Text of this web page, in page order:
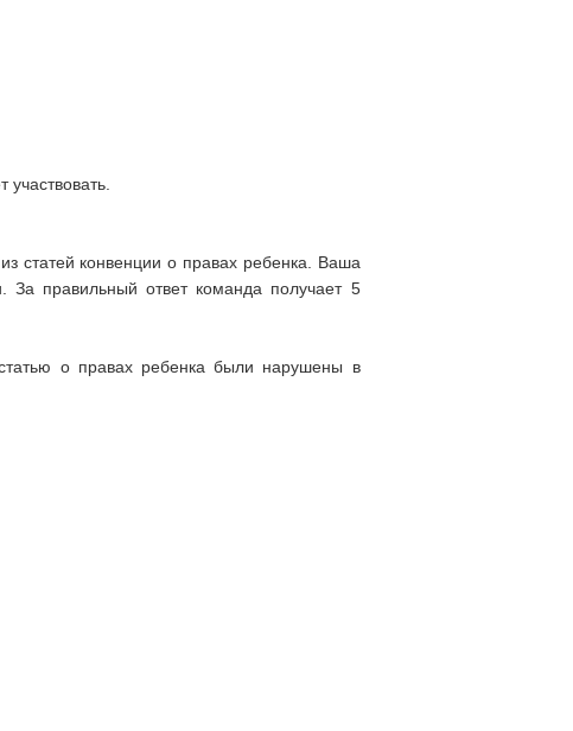
статей конвенции о правах ребенка. Ваша
За правильный ответ команда получает 5
о правах ребенка были нарушены в